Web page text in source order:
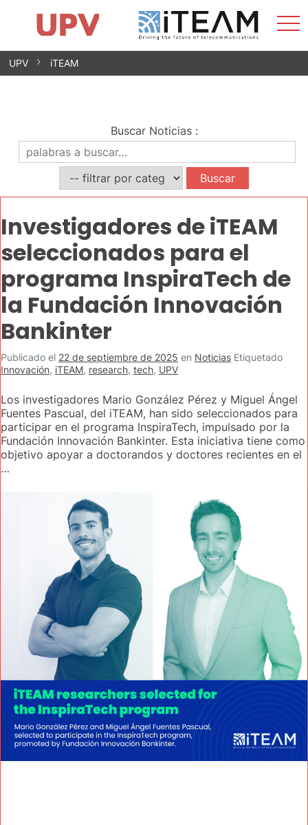
Saltar
Impacto
Grupos de investigación
Instalaciones
Spin-offs
Contacto
Prácticas
Noticias
Unidad de Igualdad
UPV iTEAM
Buscar Noticias:
Investigadores de iTEAM
seleccionados para el
programa InspiraTech de
la Fundación Innovación
Bankinter
Publicado el 22 de septiembre de 2025 en Noticias Etiquetado
Innovación, iTEAM, research, tech, UPV
Los investigadores Mario González Pérez y Miguel Ángel
Fuentes Pascual, del iTEAM, han sido seleccionados para
participar en el programa InspiraTech, impulsado por la
Fundación Innovación Bankinter. Esta iniciativa tiene como
objetivo apoyar a doctorandos y doctores recientes en el
…